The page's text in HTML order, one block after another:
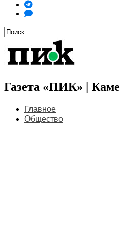
Газета «ПИК» |
Главное
Общество